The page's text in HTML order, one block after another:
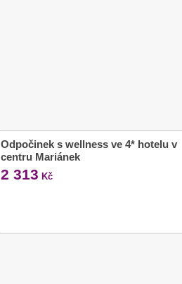
Odpočinek s wellness ve 4* hotelu v
centru Mariánek
2 313 Kč